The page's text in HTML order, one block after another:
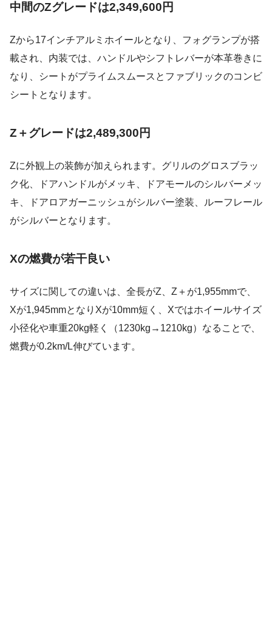
中間のZグレードは2,349,600円
Zから17インチアルミホイールとなり、フォグランプが搭
載され、内装では、ハンドルやシフトレバーが本革巻きに
なり、シートがプライムスムースとファブリックのコンビ
シートとなります。
Z＋グレードは2,489,300円
Zに外観上の装飾が加えられます。グリルのグロスブラッ
ク化、ドアハンドルがメッキ、ドアモールのシルバーメッ
キ、ドアロアガーニッシュがシルバー塗装、ルーフレール
がシルバーとなります。
Xの燃費が若干良い
サイズに関しての違いは、全長がZ、Z＋が1,955mmで、
Xが1,945mmとなりXが10mm短く、Xではホイールサイズ
小径化や車重20kg軽く（1230kg→1210kg）なることで、
燃費が0.2km/L伸びています。